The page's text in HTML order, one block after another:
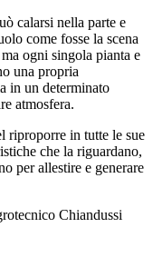
calarsi nella parte e
come fosse la scena
ogni singola pianta e
una propria
in un determinato
atmosfera.
riproporre in tutte le sue
che la riguardano,
per allestire e generare
Chiandussi